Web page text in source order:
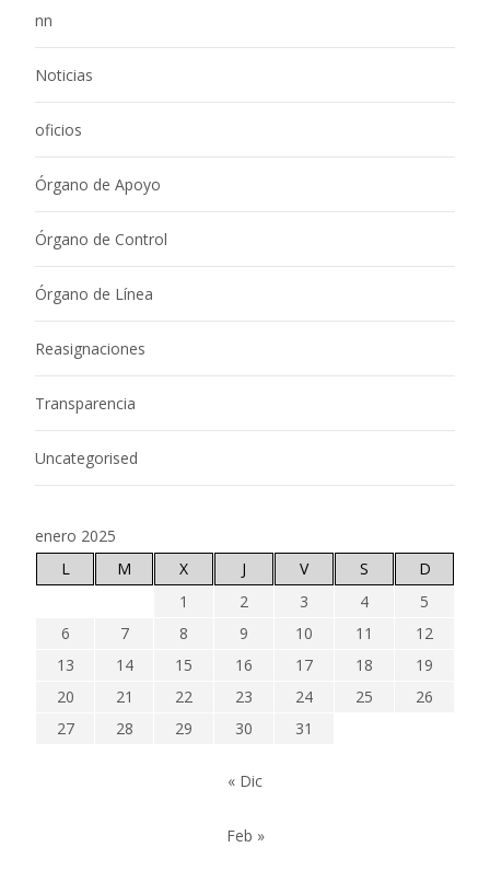
nn
Noticias
oficios
Órgano de Apoyo
Órgano de Control
Órgano de Línea
Reasignaciones
Transparencia
Uncategorised
enero 2025
L
M X J V S
D
1
2 3 4
5
6
7 8 9 10 11
12
13
14 15 16 17 18
19
20
21 22 23 24 25
26
27
28 29 30 31
« Dic
Feb »